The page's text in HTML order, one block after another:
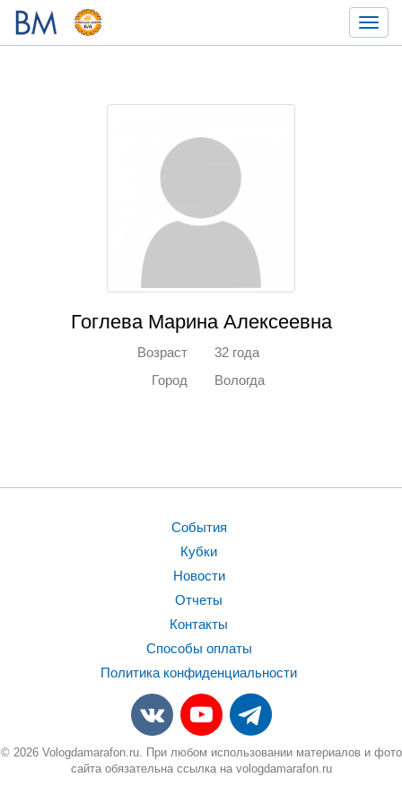
Гоглева Марина Алексеевна
Возраст
32 года
Город
Вологда
События
Кубки
Новости
Отчеты
Контакты
Способы оплаты
Политика конфиденциальности
© 2026 Vologdamarafon.ru. При любом использовании материалов и фото
сайта обязательна ссылка на vologdamarafon.ru